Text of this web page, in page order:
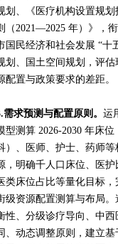
划、《医疗机构设置规划
（2021—2025 年）》，
国民经济和社会发展 “十
划、国土空间规划，评估
配置与政策要求的差距。
需求预测与配置原则 。 运
型测算 2026-2030 年床位
）、医师、护士、药师等
，明确千人口床位、医护
类床位占比等量化目标，
级资源配置测算与布局。
性、分级诊疗导向、中西
、动态调整原则，建立基